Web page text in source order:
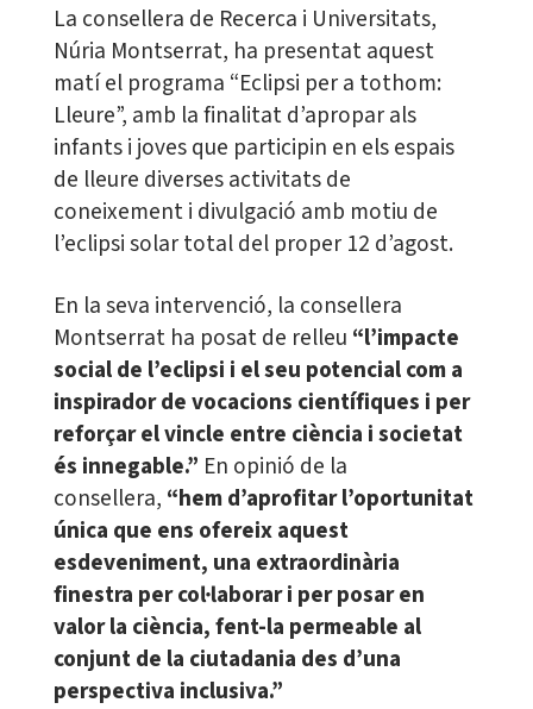
La consellera de Recerca i Universitats,
Núria Montserrat, ha presentat aquest
matí el programa “Eclipsi per a tothom:
Lleure”, amb la finalitat d’apropar als
infants i joves que participin en els espais
de lleure diverses activitats de
coneixement i divulgació amb motiu de
l’eclipsi solar total del proper 12 d’agost.
En la seva intervenció, la consellera
Montserrat ha posat de relleu “l’impacte
social de l’eclipsi i el seu potencial com a
inspirador de vocacions científiques i per
reforçar el vincle entre ciència i societat
és innegable.” En opinió de la
consellera, “hem d’aprofitar l’oportunitat
única que ens ofereix aquest
esdeveniment, una extraordinària
finestra per col·laborar i per posar en
valor la ciència, fent-la permeable al
conjunt de la ciutadania des d’una
perspectiva inclusiva.”